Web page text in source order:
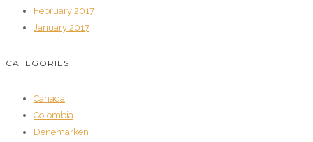
February 2017
January 2017
CATEGORIES
Canada
Colombia
Denemarken